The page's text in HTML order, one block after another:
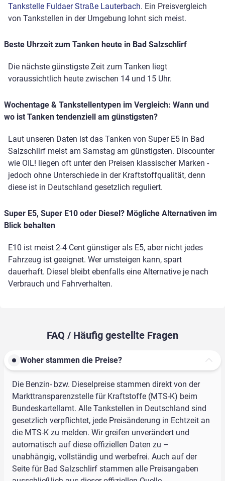
Tankstelle Fuldaer Straße Lauterbach. Ein Preisvergleich
von Tankstellen in der Umgebung lohnt sich meist.
Beste Uhrzeit zum Tanken heute in Bad Salzschlirf
Die nächste günstigste Zeit zum Tanken liegt
voraussichtlich heute zwischen 14 und 15 Uhr.
Wochentage & Tankstellentypen im Vergleich: Wann und
wo ist Tanken tendenziell am günstigsten?
Laut unseren Daten ist das Tanken von Super E5 in Bad
Salzschlirf meist am Samstag am günstigsten. Discounter
wie OIL! liegen oft unter den Preisen klassischer Marken -
jedoch ohne Unterschiede in der Kraftstoffqualität, denn
diese ist in Deutschland gesetzlich reguliert.
Super E5, Super E10 oder Diesel? Mögliche Alternativen im
Blick behalten
E10 ist meist 2-4 Cent günstiger als E5, aber nicht jedes
Fahrzeug ist geeignet. Wer umsteigen kann, spart
dauerhaft. Diesel bleibt ebenfalls eine Alternative je nach
Verbrauch und Fahrverhalten.
FAQ / Häufig gestellte Fragen
Woher stammen die Preise?
Die Benzin- bzw. Dieselpreise stammen direkt von der
Markttransparenzstelle für Kraftstoffe (MTS-K) beim
Bundeskartellamt. Alle Tankstellen in Deutschland sind
gesetzlich verpflichtet, jede Preisänderung in Echtzeit an
die MTS-K zu melden. Wir greifen unverändert und
automatisch auf diese offiziellen Daten zu –
unabhängig, vollständig und werbefrei. Auch auf der
Seite für Bad Salzschlirf stammen alle Preisangaben